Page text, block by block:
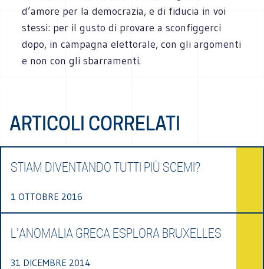
d’amore per la democrazia, e di fiducia in voi
stessi: per il gusto di provare a sconfiggerci
dopo, in campagna elettorale, con gli argomenti
e non con gli sbarramenti.
ARTICOLI CORRELATI
STIAM DIVENTANDO TUTTI PIÙ SCEMI?
1 OTTOBRE 2016
L’ANOMALIA GRECA ESPLORA BRUXELLES
31 DICEMBRE 2014